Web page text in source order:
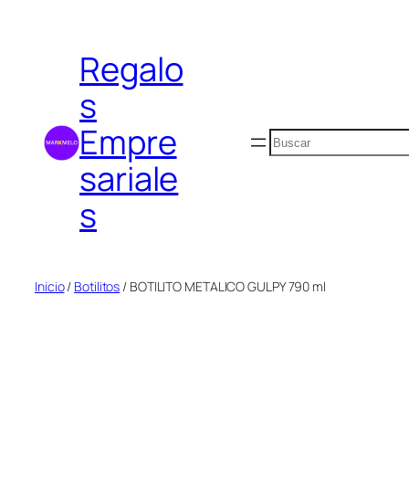
contenidoRegalo
s
Empre
sariale
s
Buscar
Inicio/ Botilitos / BOTILITO METALICO GULPY 790 ml